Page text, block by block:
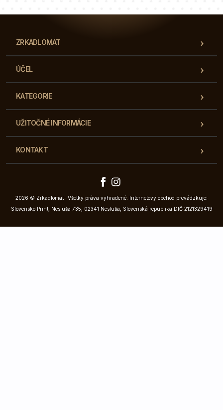
ZRKADLOMAT
ÚČEL
KATEGORIE
UŽITOČNÉ INFORMÁCIE
KONTAKT
2026 © Zrkadlomat– Všetky práva vyhradené. Internetový obchod prevádzkuje:
Slovensko Print, Nesluša 735, 02341 Nesluša, Slovenská republika DIČ 2121329419